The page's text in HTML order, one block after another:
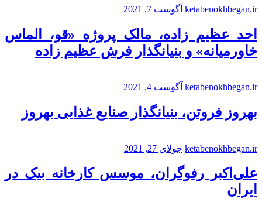
ketabenokhbegan.ir آگوست 7, 2021
احد عظیم زاده، مالک پروژه «قو، الماس
خاورمیانه» و بنیانگذار فرش عظیم زاده
ketabenokhbegan.ir آگوست 4, 2021
بهروز فروتن، بنیانگذار صنایع غذایی بهروز
ketabenokhbegan.ir جولای 27, 2021
علی‌اکبر رفوگران، موسس کارخانه بیک در
ایران